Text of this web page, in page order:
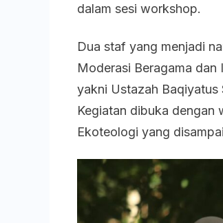
dalam sesi workshop.
Dua staf yang menjadi
Moderasi Beragama dan
yakni Ustazah Baqiyatus
Kegiatan dibuka dengan
Ekoteologi yang